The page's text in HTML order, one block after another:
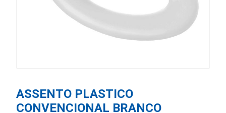
ASSENTO PLASTICO
CONVENCIONAL BRANCO